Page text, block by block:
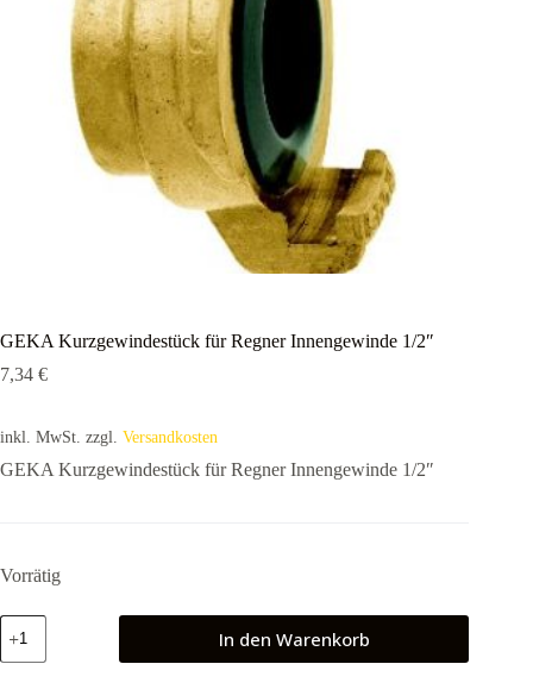
GEKA Kurzgewindestück für Regner Innengewinde 1/2″
7,34 €
inkl. MwSt. zzgl. Versandkosten
GEKA Kurzgewindestück für Regner Innengewinde 1/2″
Vorrätig
GEKA
Kurzgewindestück
für
In den Warenkorb